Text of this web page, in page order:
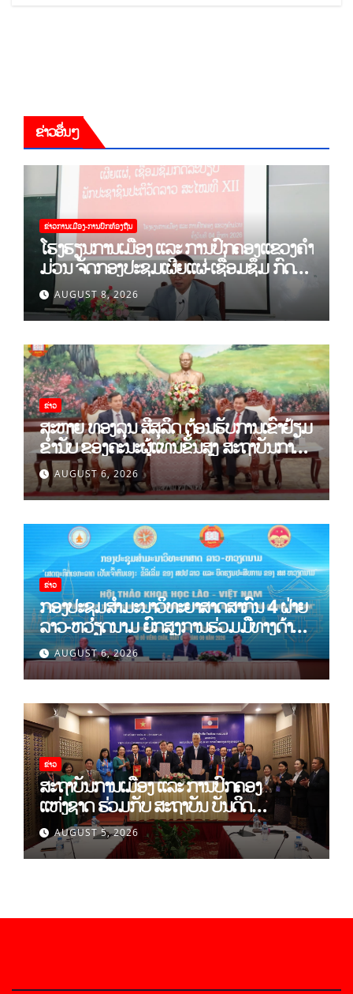
ຂ່າວອື່ນໆ
ຂ່າວການເມືອງ-ການປົກທ້ອງຖີນ
ໂຮງຮຽນການເມືອງ ແລະ ການປົກຄອງແຂວງຄຳ
ມ່ວນ ຈັດກອງປະຊຸມເຜີຍແຜ່-ເຊື່ອມຊຶມ ກົດ
ລະບຽບ ຂອງພັກປະຊາຊົນປະຕິວັດລາວ ສະໄໝ
ທີ XII.
AUGUST 8, 2026
ຂ່າວ
ສະຫາຍ ທອງລຸນ ສີສຸລິດ ຕ້ອນຮັບການເຂົ້າຢ້ຽມ
ຂຳ່ນັບ ຂອງຄະນະຜູ້ແທນຂັ້ນສູງ ສະຖາບັນການ
ເມືອງແຫ່ງຊາດ ໂຮ່ຈີມິນ ແລະ ສະຖາບັນບັນດິດ
ວິທະຍາສາດສັງຄົມຫວຽດນາມ
AUGUST 6, 2026
ຂ່າວ
ກອງປະຊຸມສໍາມະນາວິທະຍາສາດສາກົນ 4 ຝ່າຍ
ລາວ-ຫວຽດນາມ ຍົກສູງການຮ່ວມມືທາງດ້ານ
ທິດສະດີ ແລະ ພຶດຕິກໍາ ລາວ-ຫວຽດນາມ ແນໃສ່
ສ້າງເສດຖະກິດເອກະລາດເປັນເຈົ້າຕົນເອງຢ່າງ
ເຂັ້ມແຂງ
AUGUST 6, 2026
ຂ່າວ
ສະຖາບັນການເມືອງ ແລະ ການປົກຄອງ
ແຫ່ງຊາດ ຮ່ວມກັບ ສະຖາບັນ ບັນດິດ
ວິທະຍາສາດສັງຄົມ ຫວຽດນາມ ເຊັນບົດບັນທຶກ
ການຮ່ວມມືທາງດ້ານວິທະຍາສາດ (2026-
2030)
AUGUST 5, 2026